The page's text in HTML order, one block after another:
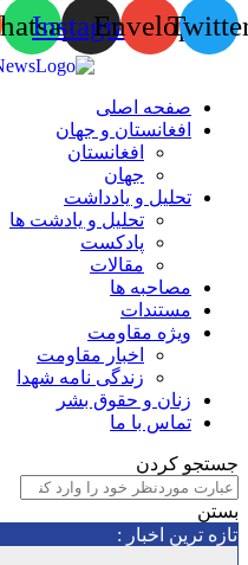
Instagram
Whatsapp
Rss
صفحه اصلی
افغانستان و جهان
افغانستان
جهان
تحلیل و یادداشت
تحلیل و یادشت ها
پادکست
مقالات
مصاحبه ها
مستندات
ویژه مقاومت
اخبار مقاومت
زندگی نامه شهدا
زنان و حقوق بشر
تماس با ما
کردن
اخبار :